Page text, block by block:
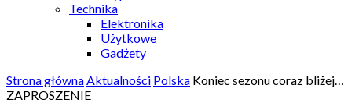
Technika
Elektronika
Użytkowe
Gadżety
Strona głównaAktualności Polska Koniec sezonu coraz bliżej…
ZAPROSZENIE